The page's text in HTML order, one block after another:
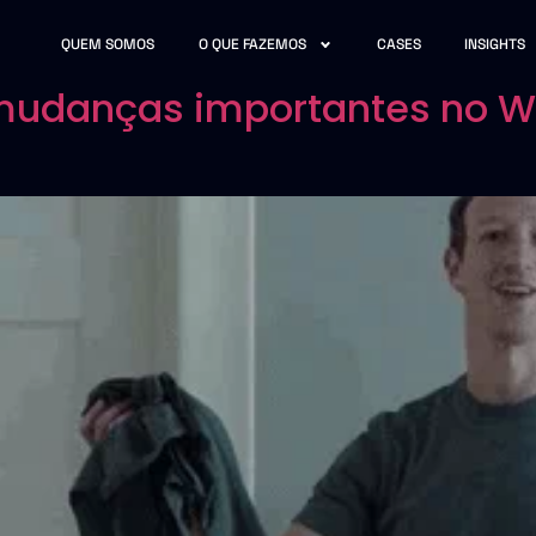
QUEM SOMOS O QUE FAZEMOS CASES INSIGHTS
importantes no